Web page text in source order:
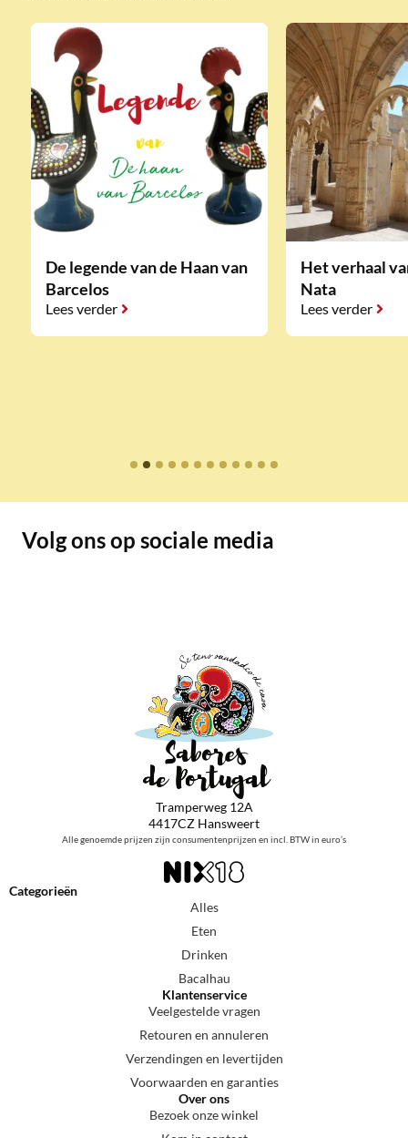
De legende van de Haan van
Barcelos
Lees verder
Het verhaal
Nata
Lees verder
Volg ons op sociale media
Tramperweg 12A
4417CZ Hansweert
Alle genoemde prijzen zijn consumentenprijzen en incl. BTW in euro’s
Categorieën
Alles
Eten
Drinken
Bacalhau
Klantenservice
Veelgestelde vragen
Retouren en annuleren
Verzendingen en levertijden
Voorwaarden en garanties
Over ons
Bezoek onze winkel